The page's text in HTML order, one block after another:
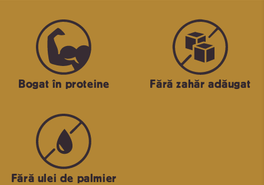
Bogat în proteine Fără zahăr adăugat
Fără ulei de palmier